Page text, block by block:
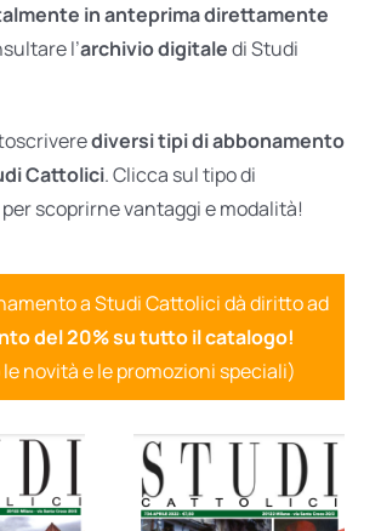
in anteprima direttamente
l’archivio digitaledi Studi
diversi tipi di abbonamento
Cattolici. Clicca sul tipo di
scoprirne vantaggi e modalità!
a Studi Cattolici dà diritto ad
del 20% su tutto il catalogo!
novità e le promozioni speciali)